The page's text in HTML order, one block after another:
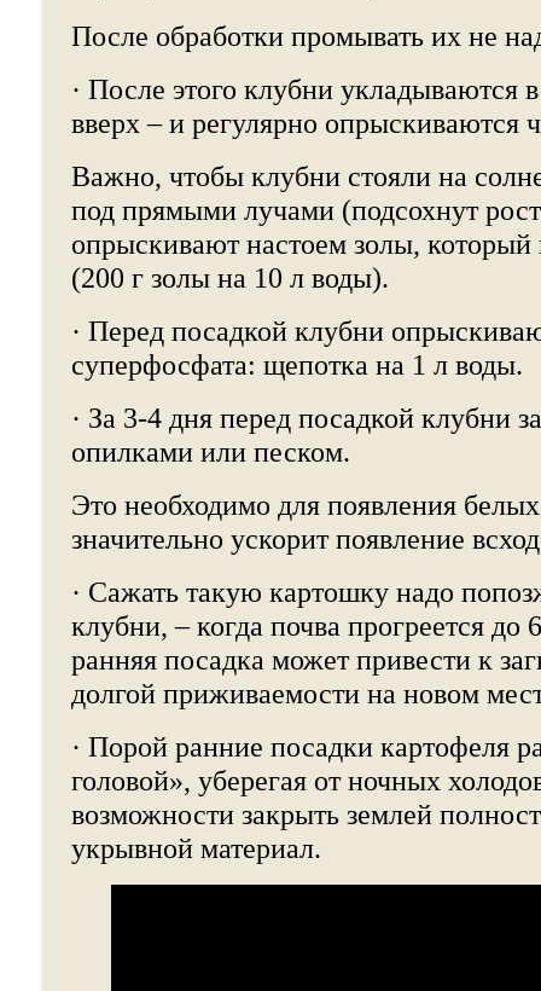
После обработки промывать их не
· После этого клубни укладываются
вверх – и регулярно опрыскиваются
Важно, чтобы клубни стояли на
под прямыми лучами (подсохнут
опрыскивают настоем золы, который
(200 г золы на 10 л воды).
· Перед посадкой клубни
суперфосфата: щепотка на 1 л воды.
· За 3-4 дня перед посадкой клубни
опилками или песком.
Это необходимо для появления
значительно ускорит появление
· Сажать такую картошку надо
клубни, – когда почва прогреется
ранняя посадка может привести к
долгой приживаемости на новом
· Порой ранние посадки картофеля
головой», уберегая от ночных
возможности закрыть землей
укрывной материал.